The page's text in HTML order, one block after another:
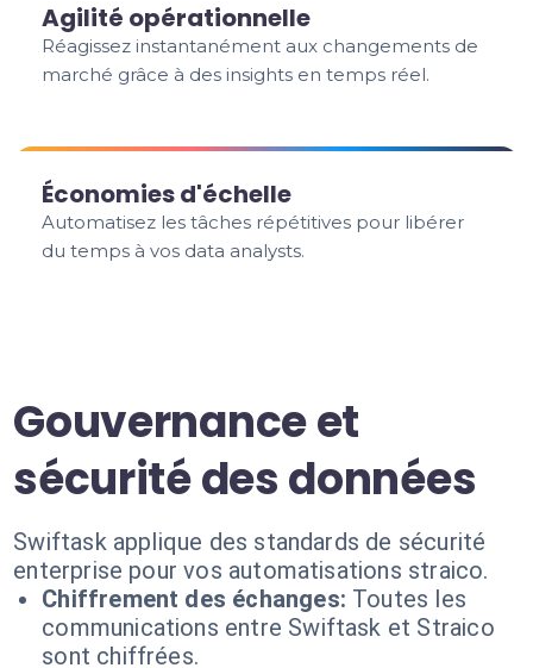
Agilité opérationnelle
Réagissez instantanément aux changements de
marché grâce à des insights en temps réel.
Économies d'échelle
Automatisez les tâches répétitives pour libérer
du temps à vos data analysts.
Gouvernance et
sécurité des données
Swiftask applique des standards de sécurité
enterprise pour vos automatisations straico.
Chiffrement des échanges: Toutes les
communications entre Swiftask et Straico
sont chiffrées.